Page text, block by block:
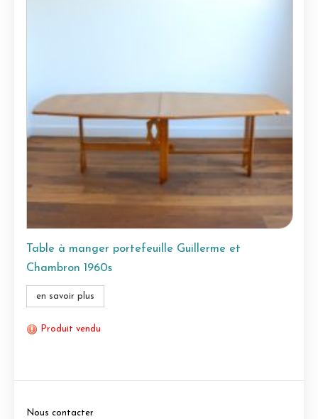
Table à manger portefeuille Guillerme et
Chambron 1960s
en savoir plus
Produit vendu
Nous contacter